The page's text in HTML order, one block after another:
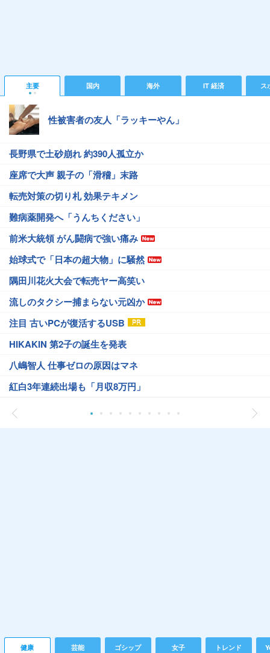
主要 国内 海外 IT 経済 ス
性被害者の友人「ラッキーやん」
長野県で土砂崩れ 約390人孤立か
座席で大声 親子の「滑稽」末路
転売対策の切り札 効果テキメン
難病薬開発へ「うんちください」
前米大統領 がん闘病で強い痛み
始球式で「日本の超大物」に騒然
隅田川花火大会で転売ヤー高笑い
流しのタクシー捕まらない元凶か
注目 古いPCが復活するUSB
HIKAKIN 第2子の誕生を発表
八嶋智人 仕事ゼロの原因はマネ
紅白3年連続出場も「月収8万円」
健康 芸能 ゴシップ 女子 トレンド